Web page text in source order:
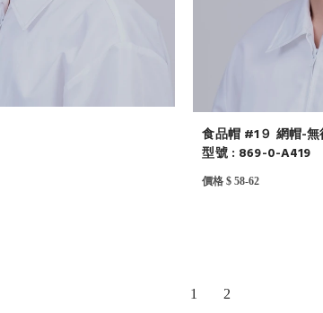
食品帽 #1９ 網帽-無
型號 : 869-0-A419
價格 $ 58-62
1 2